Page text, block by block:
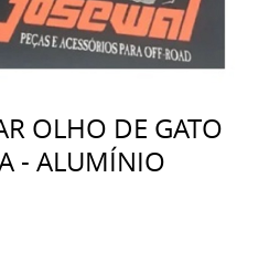
OLHO DE GATO
- ALUMÍNIO